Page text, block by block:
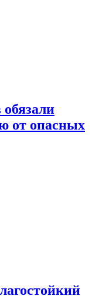
от опасных